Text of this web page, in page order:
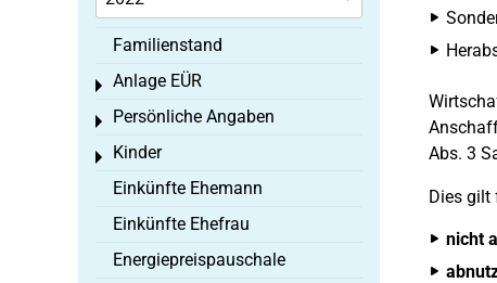
Abs. 3
Dies gilt
nicht
Familienstand
Anlage EÜR
Toggle menu
Persönliche Angaben
Toggle menu
Kinder
Toggle menu
Einkünfte Ehemann
Einkünfte Ehefrau
Energiepreispauschale